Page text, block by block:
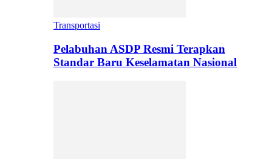
Transportasi
Pelabuhan ASDP Resmi Terapkan
Standar Baru Keselamatan Nasional